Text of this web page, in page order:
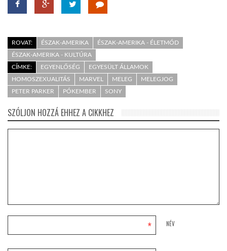
ROVAT: ÉSZAK-AMERIKA
ÉSZAK-AMERIKA - ÉLETMÓD
ÉSZAK-AMERIKA - KULTÚRA
CÍMKE:
EGYENLŐSÉG
EGYESÜLT ÁLLAMOK
HOMOSZEXUALITÁS
MARVEL MELEG
MELEGJOG
PETER PARKER
PÓKEMBER SONY
SZÓLJON HOZZÁ EHHEZ A CIKKHEZ
NÉV
*